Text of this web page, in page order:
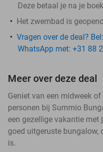
Deze betaal je na je
Het zwembad is
Vragen over de deal?
WhatsApp met: +31 88
Meer over deze deal
Geniet van een midweek
personen bij Summio
een gezellige vakantie met
goed uitgeruste bungalow,
is.